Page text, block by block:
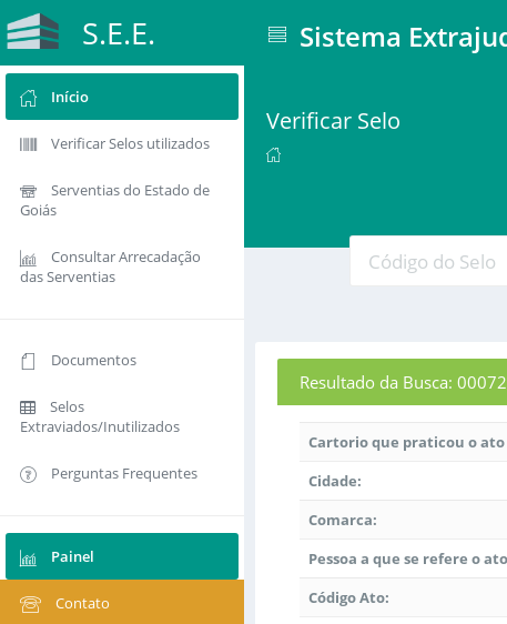
S.E.E. Sistema
Verificar Selo
Resultado da Busca:
Cartorio que praticou o ato
Cidade:
Comarca:
Pessoa a que se refere o
Código Ato:
Início
Verificar Selos utilizados
Serventias do Estado de
Goiás
Consultar Arrecadação
das Serventias
Documentos
Selos
Extraviados/Inutilizados
Perguntas Frequentes
Painel
Contato